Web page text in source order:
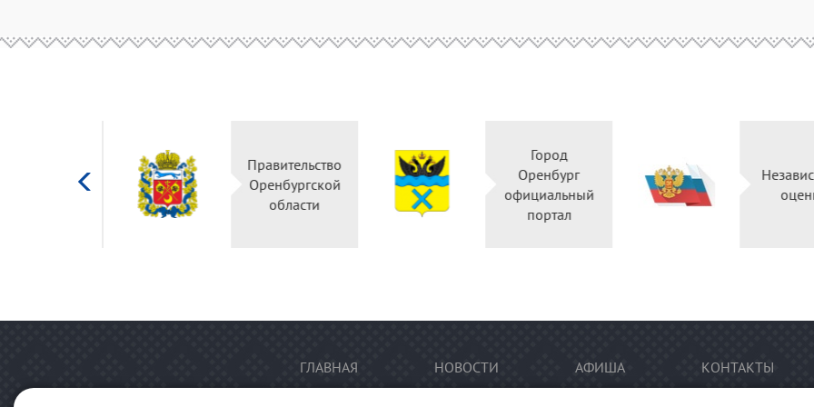
Министерство
культуры
Российской
федерации
Правительство
Оренбургской
области
Оренбург
официальный
ГЛАВНАЯ НОВОСТИ АФИША КОНТАКТЫ